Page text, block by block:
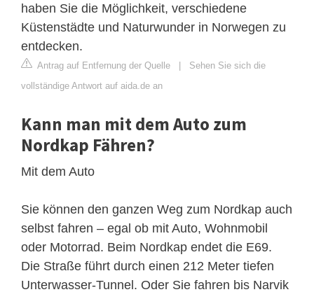
haben Sie die Möglichkeit, verschiedene
Küstenstädte und Naturwunder in Norwegen zu
entdecken.
Antrag auf Entfernung der Quelle
Sehen Sie sich die
vollständige Antwort auf aida.de an
Kann man mit dem Auto zum
Nordkap Fähren?
Mit dem Auto
Sie können den ganzen Weg zum Nordkap auch
selbst fahren – egal ob mit Auto, Wohnmobil
oder Motorrad. Beim Nordkap endet die E69.
Die Straße führt durch einen 212 Meter tiefen
Unterwasser-Tunnel. Oder Sie fahren bis Narvik